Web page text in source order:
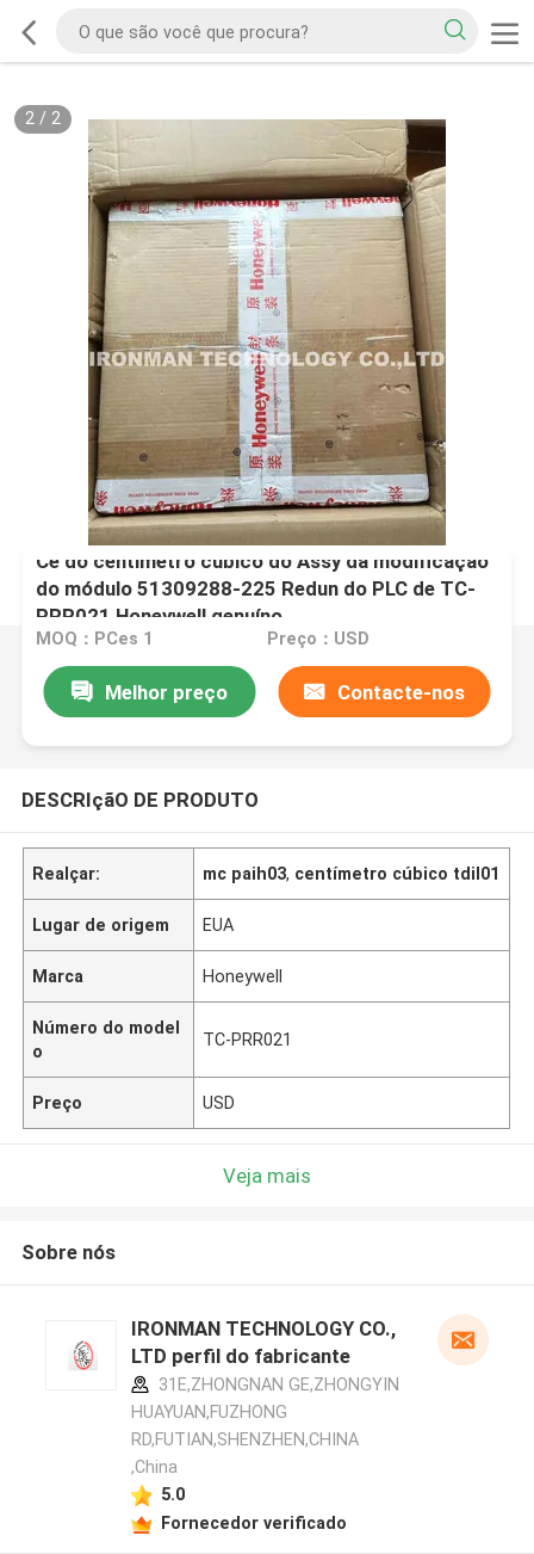
2/ 2
Ce do centímetro cúbico do Assy da modificação
do módulo 51309288-225 Redun do PLC de TC-
PRR021 Honeywell genuíno
MOQ：PCes 1 Preço：USD
Melhor preço Contacte-nos
DESCRIçãO DE PRODUTO
Realçar: mc paih03, centímetro cúbico tdil01
Lugar de origem EUA
Marca Honeywell
Número do model
o
TC-PRR021
Preço USD
Veja mais
Sobre nós
IRONMAN TECHNOLOGY CO.,
LTD perfil do fabricante
31E,ZHONGNAN GE,ZHONGYIN
HUAYUAN,FUZHONG
RD,FUTIAN,SHENZHEN,CHINA
,China
5.0
Fornecedor verificado